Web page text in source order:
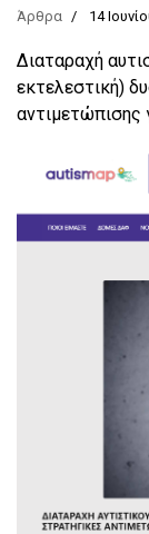
Άρθρα 14
Διαταραχή
εκτελεστική)
αντιμετώπισης